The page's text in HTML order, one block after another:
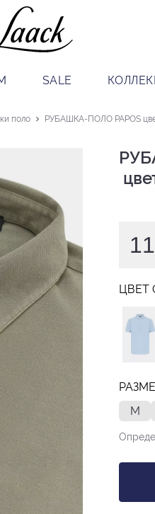
SALE
поло РУБАШКА-ПОЛО PAPOS
ЦВЕТ
M